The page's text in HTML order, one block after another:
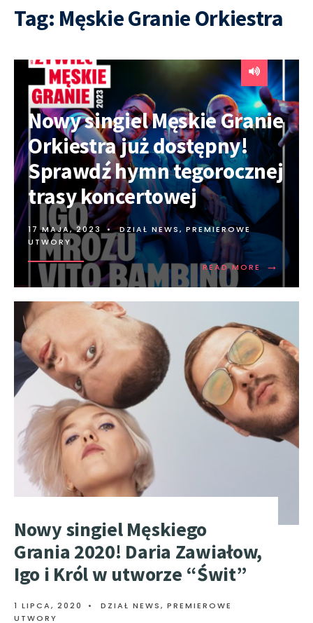
Tag: Męskie Granie Orkiestra
Nowy singiel Męskie Granie
Orkiestra już dostępny!
Sprawdź hymn tegorocznej
trasy koncertowej
17 MAJA, 2023 • DZIAŁ NEWS,PREMIEROWE
UTWORY
READ MORE →
Nowy singiel Męskiego
Grania 2020! Daria Zawiałow,
Igo i Król w utworze “Świt”
1 LIPCA, 2020 • DZIAŁ NEWS, PREMIEROWE
UTWORY